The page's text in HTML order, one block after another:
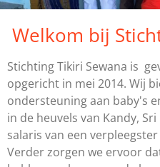
Welkom bij
Stichting Tikiri Sewana is
opgericht in mei 2014. Wij
ondersteuning aan baby's
in de heuvels van Kandy,
salaris van een
Verder zorgen we ervoor